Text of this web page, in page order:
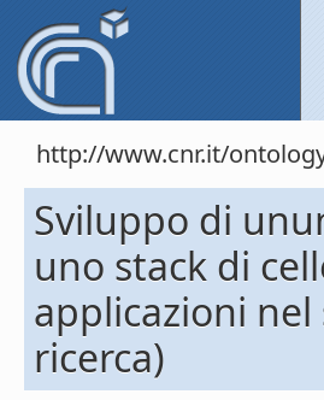
http://www.cnr.it/
Sviluppo di
uno stack di
applicazioni
ricerca)